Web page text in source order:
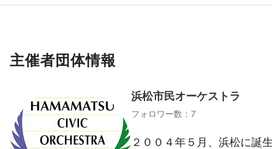
主催者団体情報
浜松市民オーケストラ
フォロワー数：7
２００４年５月、浜松に誕